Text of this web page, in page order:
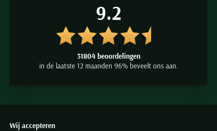
9.2
31804 beoordelingen
in de laatste 12 maanden 96% beveelt ons aan.
Wij accepteren